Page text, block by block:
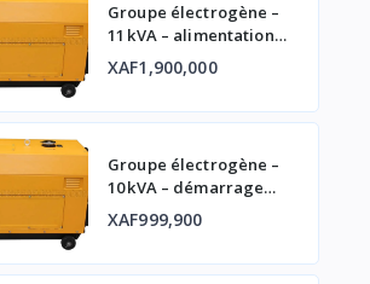
Groupe électrogène –
11 kVA – alimentation
fiable
XAF1,900,000
Groupe électrogène –
10 kVA – démarrage
automatique et
affichage digital
XAF999,900